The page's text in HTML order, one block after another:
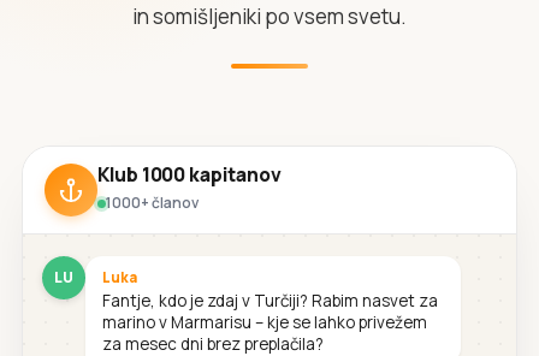
in somišljeniki po vsem svetu.
Klub 1000 kapitanov
1000+ članov
LU Luka
Fantje, kdo je zdaj v Turčiji? Rabim nasvet za
marino v Marmarisu – kje se lahko privežem
za mesec dni brez preplačila?